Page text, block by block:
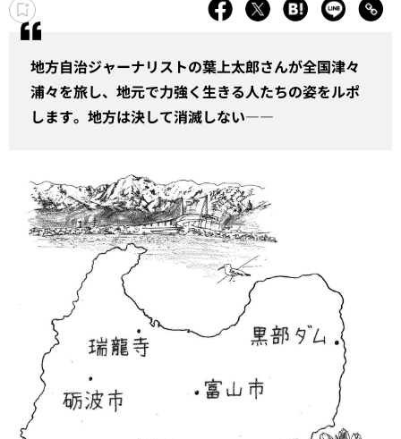
地方自治ジャーナリストの葉上太郎さんが全国津々
浦々を旅し、地元で力強く生きる人たちの姿をルポ
します。地方は決して消滅しない――